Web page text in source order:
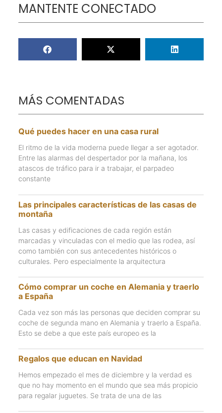
MANTENTE CONECTADO
MÁS COMENTADAS
Qué puedes hacer en una casa rural
El ritmo de la vida moderna puede llegar a ser agotador.
Entre las alarmas del despertador por la mañana, los
atascos de tráfico para ir a trabajar, el parpadeo
constante
Las principales características de las casas de
montaña
Las casas y edificaciones de cada región están
marcadas y vinculadas con el medio que las rodea, así
como también con sus antecedentes históricos o
culturales. Pero especialmente la arquitectura
Cómo comprar un coche en Alemania y traerlo
a España
Cada vez son más las personas que deciden comprar su
coche de segunda mano en Alemania y traerlo a España.
Esto se debe a que este país europeo es la
Regalos que educan en Navidad
Hemos empezado el mes de diciembre y la verdad es
que no hay momento en el mundo que sea más propicio
para regalar juguetes. Se trata de una de las